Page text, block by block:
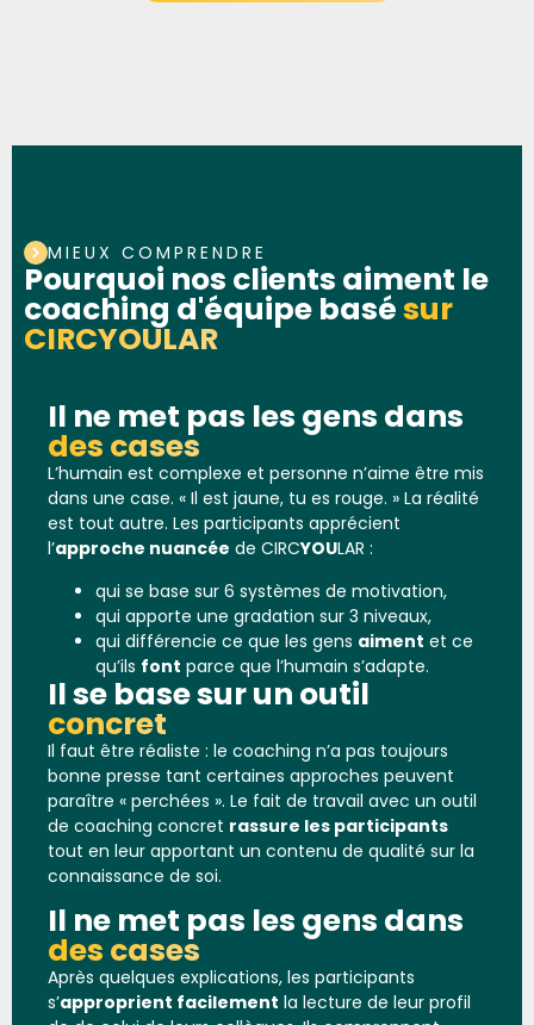
MIEUX COMPRENDRE
Pourquoi nos clients aiment le
coaching d'équipe basésur
CIRCYOULAR
Il ne met pas les gens dans
des cases
L’humain est complexe et personne n’aime être mis
dans une case. « Il est jaune, tu es rouge. » La réalité
est tout autre. Les participants apprécient
l’approche nuancée de CIRCYOULAR :
qui se base sur 6 systèmes de motivation,
qui apporte une gradation sur 3 niveaux,
qui différencie ce que les gens aiment et ce
qu’ils font parce que l’humain s’adapte.
Il se base sur un outil
concret
Il faut être réaliste : le coaching n’a pas toujours
bonne presse tant certaines approches peuvent
paraître « perchées ». Le fait de travail avec un outil
de coaching concret rassure les participants
tout en leur apportant un contenu de qualité sur la
connaissance de soi.
Il ne met pas les gens dans
des cases
Après quelques explications, les participants
s’approprient facilement la lecture de leur profil